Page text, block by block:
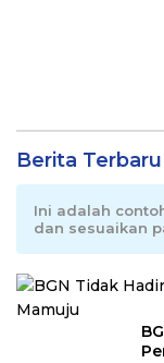
Berita Terbaru
Ini adalah
dan sesuaikan